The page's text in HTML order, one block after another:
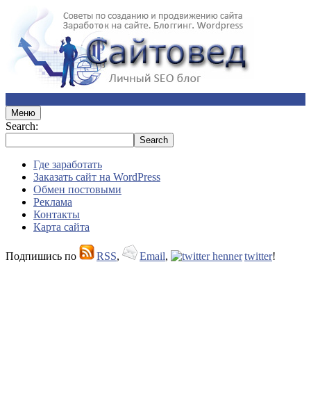
Меню
Search:
Где заработать
Заказать сайт на WordPress
Обмен постовыми
Реклама
Контакты
Карта сайта
Подпишись по RSS, Email, twitter!